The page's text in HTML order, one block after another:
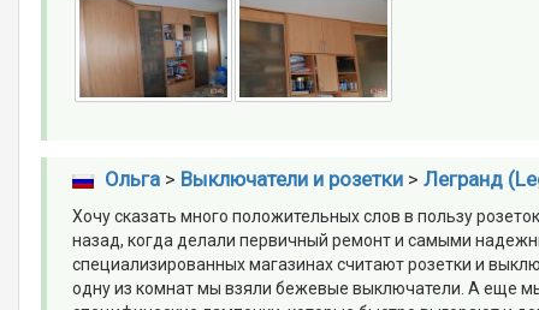
Ольга> Выключатели и розетки> Легранд
Хочу сказать много положительных слов в пользу
назад, когда делали первичный ремонт и самыми
специализированных магазинах считают розетки и
одну из комнат мы взяли бежевые выключатели. А еще